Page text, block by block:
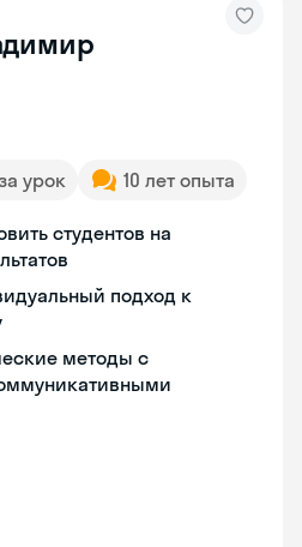
урок 10 лет опыта
студентов на
подход к
методы с